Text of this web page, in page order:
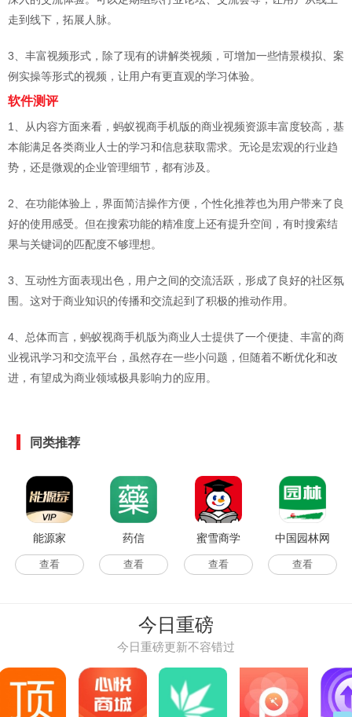
走到线下，拓展人脉。
3、丰富视频形式，除了现有的讲解类视频，可增加一些情景模拟、案
例实操等形式的视频，让用户有更直观的学习体验。
软件测评
1、从内容方面来看，蚂蚁视商手机版的商业视频资源丰富度较高，基
本能满足各类商业人士的学习和信息获取需求。无论是宏观的行业趋
势，还是微观的企业管理细节，都有涉及。
2、在功能体验上，界面简洁操作方便，个性化推荐也为用户带来了良
好的使用感受。但在搜索功能的精准度上还有提升空间，有时搜索结
果与关键词的匹配度不够理想。
3、互动性方面表现出色，用户之间的交流活跃，形成了良好的社区氛
围。这对于商业知识的传播和交流起到了积极的推动作用。
4、总体而言，蚂蚁视商手机版为商业人士提供了一个便捷、丰富的商
业视讯学习和交流平台，虽然存在一些小问题，但随着不断优化和改
进，有望成为商业领域极具影响力的应用。
同类推荐
能源家
查看
药信
查看
蜜雪商学
查看
中国园林网
查看
今日重磅
今日重磅更新不容错过